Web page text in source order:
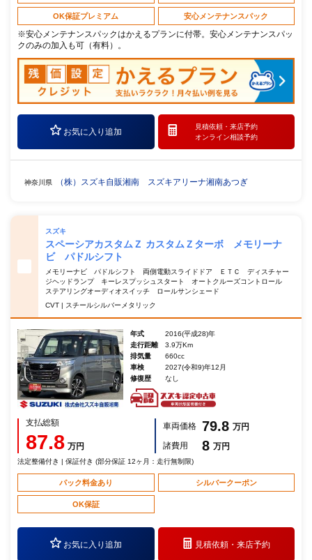
OK保証プレミアム 安心メンテナンスパック
※安心メンテナンスパックはかえるプランに付帯。安心メンテナンスパッ
クのみの加入も可（有料）。
お気に入り追加
見積依頼・ 来店予約
オンライン相談予約
神奈川県 （株）スズキ自販湘南 スズキアリーナ湘南あつぎ
スズキ
スペーシアカスタムＺ カスタムＺターボ メモリーナ
ビ パドルシフト
メモリーナビ パドルシフト 両側電動スライドドア ＥＴＣ ディスチャー
ジヘッドランプ キーレスプッシュスタート オートクルーズコントロール
ステアリングオーディオスイッチ ロールサンシェード
CVT | スチールシルバーメタリック
年式
2016(平成28)年
走行距離
3.9万Km
排気量
660cc
車検
2027(令和9)年12月
修復歴
なし
支払総額
87.8 万円
車両価格 79.8 万円
諸費用
8 万円
法定整備付き | 保証付き (部分保証 12ヶ月：走行無制限)
パック料金あり シルバークーポン
OK保証
お気に入り追加 見積依頼・来店予約